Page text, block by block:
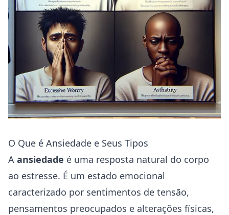
O Que é Ansiedade e Seus Tipos
A ansiedade é uma resposta natural do corpo
ao estresse. É um estado emocional
caracterizado por sentimentos de tensão,
pensamentos preocupados e alterações físicas,